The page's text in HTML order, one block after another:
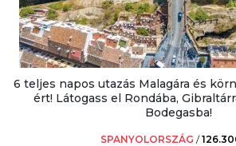
6 teljes napos utazás Malagára és
ért! Látogass el Rondába,
Bodegasba!
SPANYOLORSZÁG /